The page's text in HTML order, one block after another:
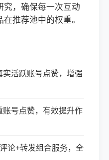
究，确保每一次互动
推荐池中的权重。
实活跃账号点赞，增强
账号点赞，有效提升作
论+转发组合服务，全